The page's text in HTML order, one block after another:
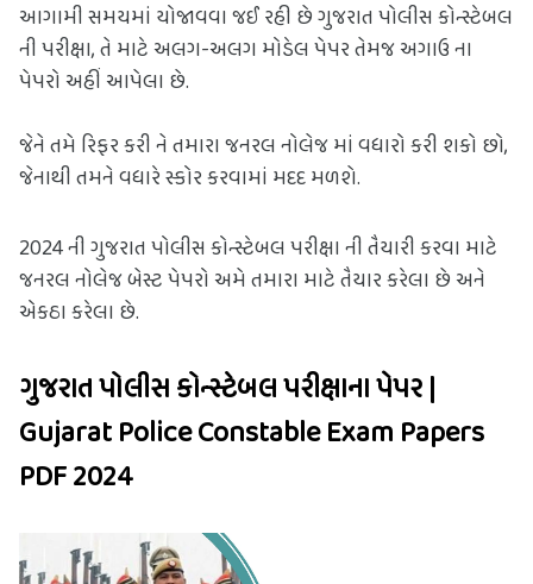
આગામી સમયમાં યોજાવવા જઈ રહી છે ગુજરાત પોલીસ કોન્સ્ટેબલ
ની પરીક્ષા, તે માટે અલગ-અલગ મોડેલ પેપર તેમજ અગાઉ ના
પેપરો અહીં આપેલા છે.
જેને તમે રિફર કરી ને તમારા જનરલ નોલેજ માં વધારો કરી શકો છો,
જેનાથી તમને વધારે સ્કોર કરવામાં મદદ મળશે.
2024 ની ગુજરાત પોલીસ કોન્સ્ટેબલ પરીક્ષા ની તૈયારી કરવા માટે
જનરલ નોલેજ બેસ્ટ પેપરો અમે તમારા માટે તૈયાર કરેલા છે અને
એકઠા કરેલા છે.
ગુજરાત પોલીસ કોન્સ્ટેબલ પરીક્ષાના પેપર |
Gujarat Police Constable Exam Papers
PDF 2024